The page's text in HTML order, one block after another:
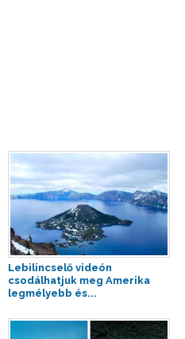
Lebilincselő videón
csodálhatjuk meg Amerika
legmélyebb és...